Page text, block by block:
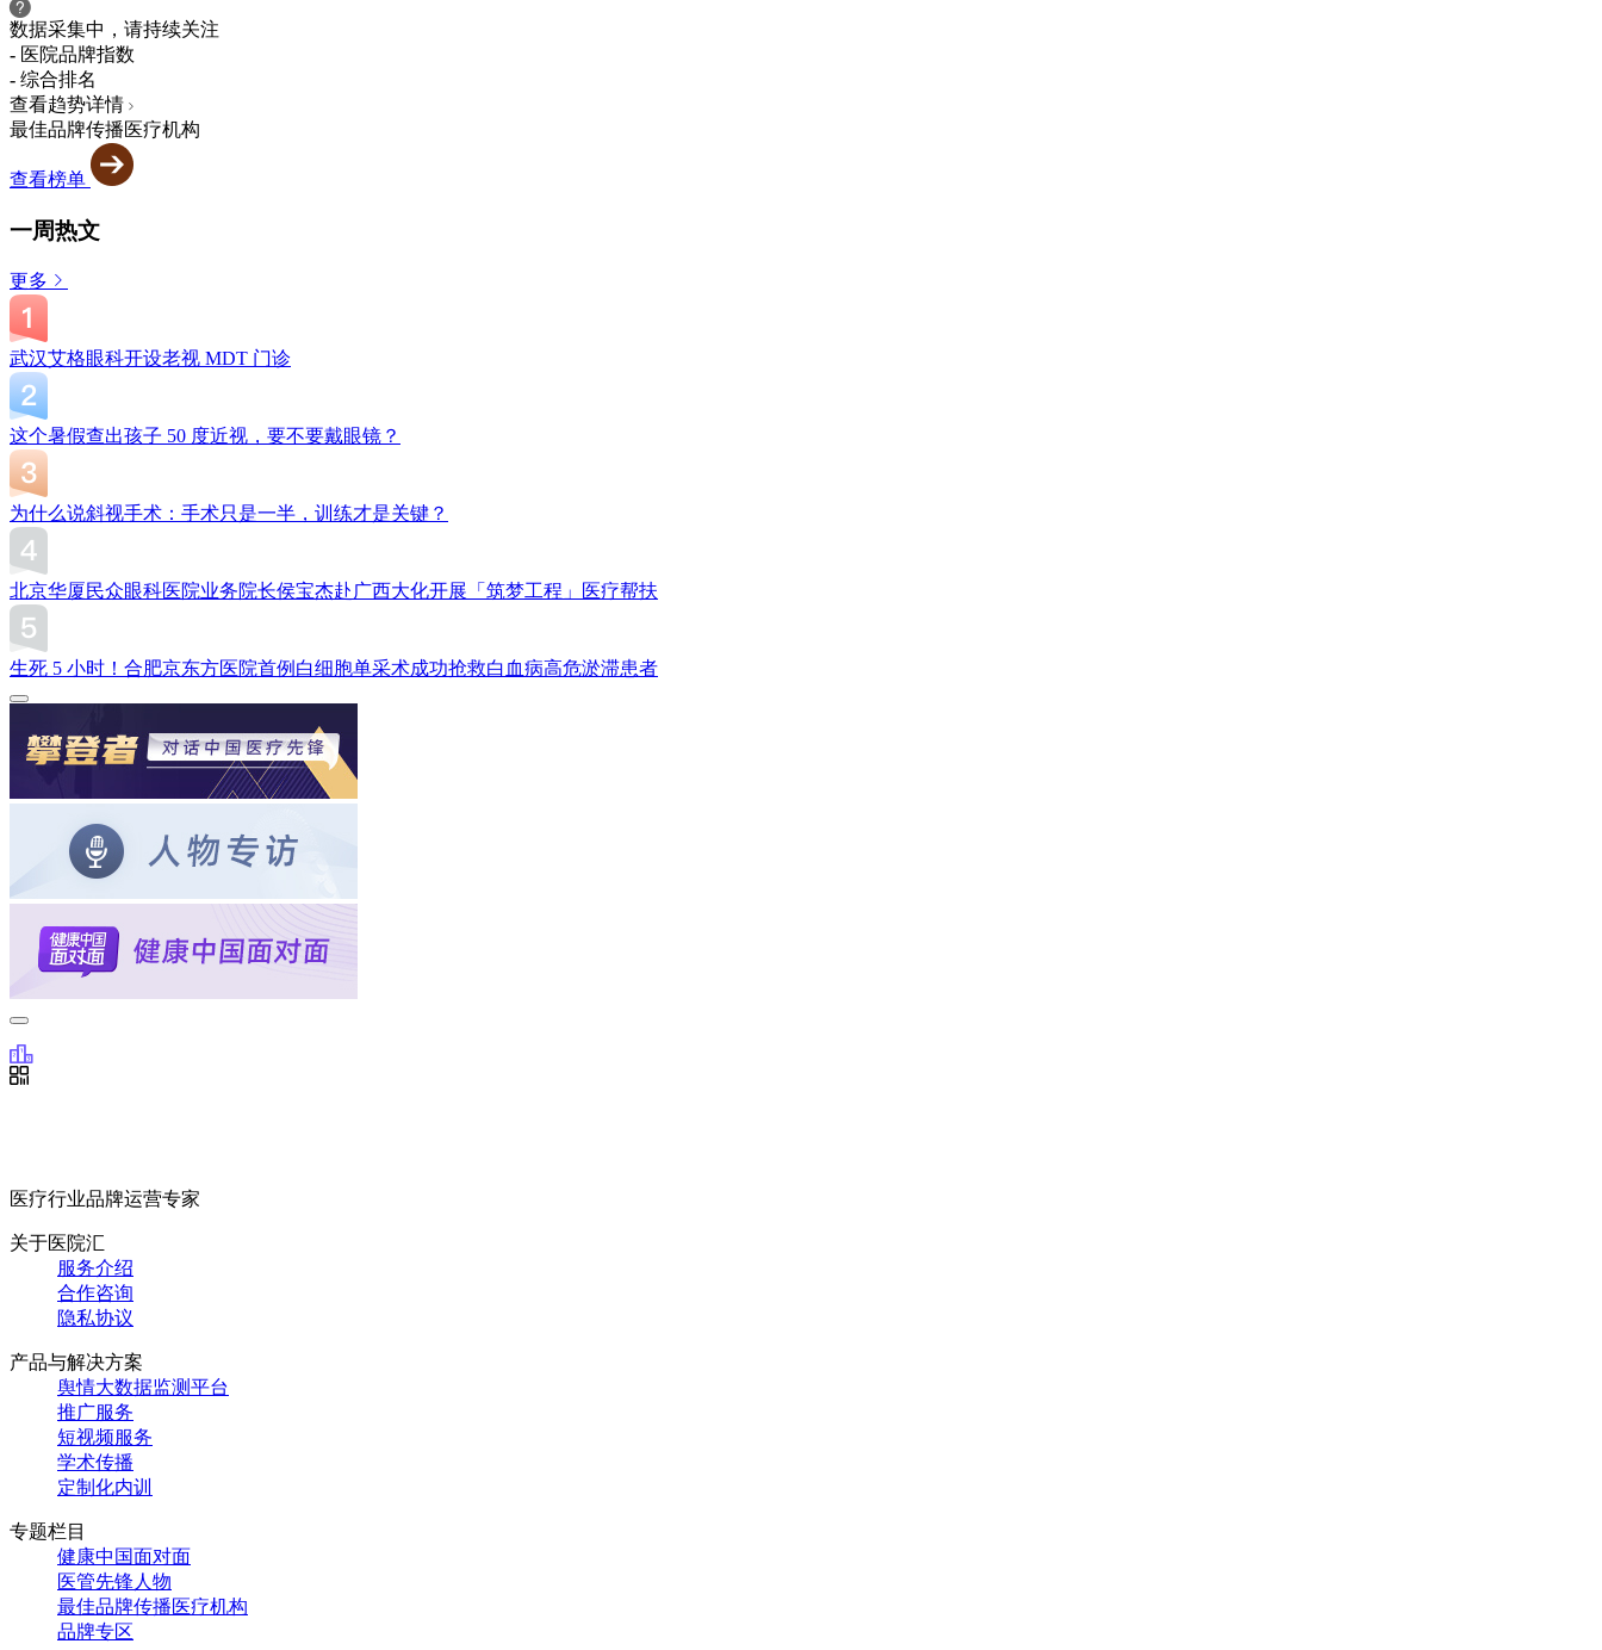
数据采集中，请持续关注
- 医院品牌指数
- 综合排名
查看趋势详情
最佳品牌传播医疗机构
查看榜单
一周热文
更多
武汉艾格眼科开设老视 MDT 门诊
这个暑假查出孩子 50 度近视，要不要戴眼镜？
为什么说斜视手术：手术只是一半，训练才是关键？
北京华厦民众眼科医院业务院长侯宝杰赴广西大化开展「筑梦工程」医疗帮扶
生死 5 小时！合肥京东方医院首例白细胞单采术成功抢救白血病高危淤滞患者
医疗行业品牌运营专家
关于医院汇
服务介绍
合作咨询
隐私协议
产品与解决方案
舆情大数据监测平台
推广服务
短视频服务
学术传播
定制化内训
专题栏目
健康中国面对面
医管先锋人物
最佳品牌传播医疗机构
品牌专区